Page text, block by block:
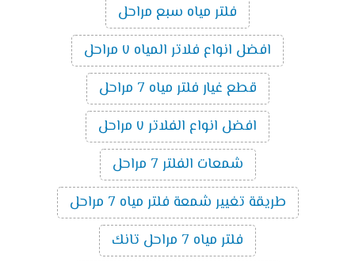
فلتر مياه سبع مراحل
افضل انواع فلاتر المياه ٧ مراحل
قطع غيار فلتر مياه 7 مراحل
افضل انواع الفلاتر ٧ مراحل
شمعات الفلتر 7 مراحل
طريقة تغيير شمعة فلتر مياه 7 مراحل
فلتر مياه 7 مراحل تانك